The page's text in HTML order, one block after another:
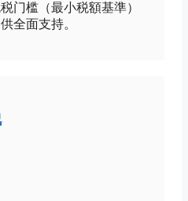
门槛（最小税額基準）
全面支持。